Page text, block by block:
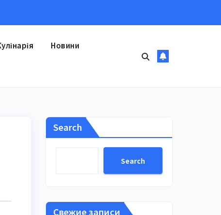
Новини
Search
Search
Свежие записи